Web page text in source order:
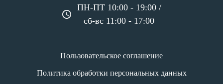
ПН-ПТ 10:00 - 19:00 /
сб-вс 11:00 - 17:00
Пользовательское соглашение
Политика обработки персональных данных